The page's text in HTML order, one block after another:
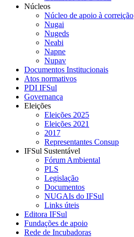
Núcleos
Núcleo de apoio à correição
Nugai
Nugeds
Neabi
Napne
Nupav
Documentos Institucionais
Atos normativos
PDI IFSul
Governança
Eleições
Eleições 2025
Eleições 2021
2017
Representantes Consup
IFSul Sustentável
Fórum Ambiental
PLS
Legislação
Documentos
NUGAIs do IFSul
Links úteis
Editora IFSul
Fundações de apoio
Rede de Incubadoras